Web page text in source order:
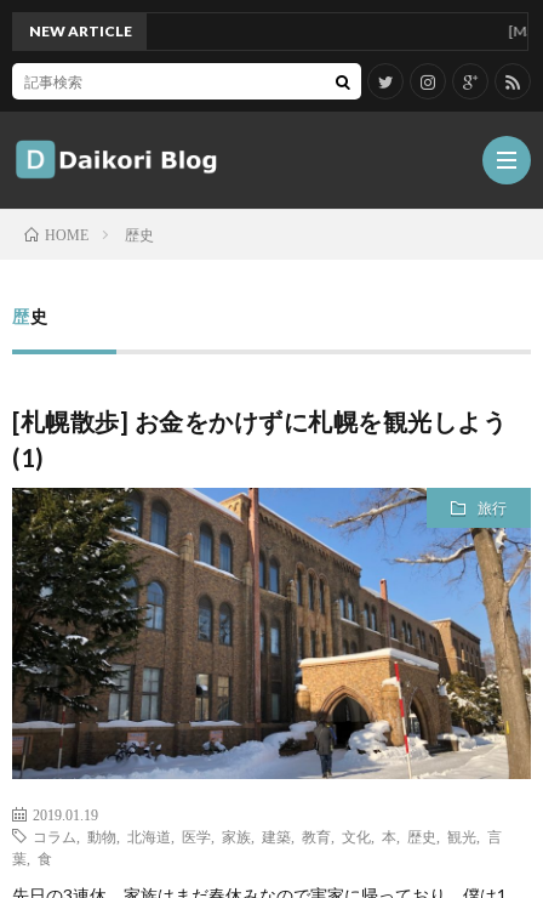
記
Tips
ジ
ェ
ッ
ト
グ
ル
メ
旅
行・
散
歩
こ
の
ブ
NEW ARTICLE [Mac]Mac
HOME 歴史
歴史
[札幌散歩] お金をかけずに札幌を観光しよう
(1)
旅行
2019.01.19
コラム
動物 北海道 医学 家族 建築 教育 文化 本 歴史 観光
言
葉
食